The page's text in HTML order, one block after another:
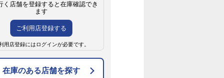
く店舗を登録すると在庫確認でき
ます
ご利用店登録する
用店登録にはログインが必要です。
在庫のある店舗を探す